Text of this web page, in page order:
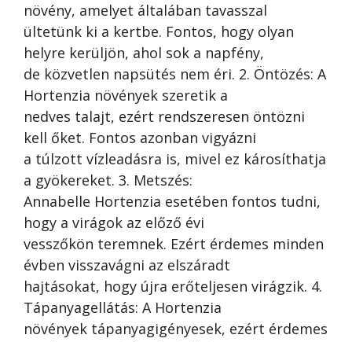
növény, amelyet általában tavasszal
ültetünk ki a kertbe. Fontos, hogy olyan
helyre kerüljön, ahol sok a napfény,
de közvetlen napsütés nem éri. 2. Öntözés: A
Hortenzia növények szeretik a
nedves talajt, ezért rendszeresen öntözni
kell őket. Fontos azonban vigyázni
a túlzott vízleadásra is, mivel ez károsíthatja
a gyökereket. 3. Metszés:
Annabelle Hortenzia esetében fontos tudni,
hogy a virágok az előző évi
vesszőkön teremnek. Ezért érdemes minden
évben visszavágni az elszáradt
hajtásokat, hogy újra erőteljesen virágzik. 4.
Tápanyagellátás: A Hortenzia
növények tápanyagigényesek, ezért érdemes